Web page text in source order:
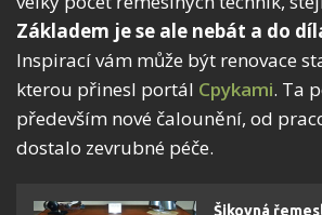
Základem je se ale nebát a do
Inspirací vám může být renovace
kterou přinesl portál Cpykami. Ta
především nové čalounění, od
dostalo zevrubné péče.
Šikovná